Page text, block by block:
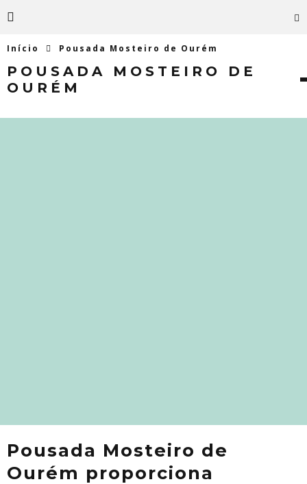
Início Pousada Mosteiro de Ourém
POUSADA MOSTEIRO DE
OURÉM
Pousada Mosteiro de
Ourém proporciona